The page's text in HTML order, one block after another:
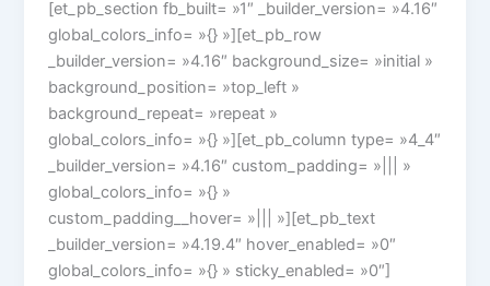
[et_pb_section fb_built= »1″ _builder_version= »4.16″
global_colors_info= »{} »][et_pb_row
_builder_version= »4.16″ background_size= »initial »
background_position= »top_left »
background_repeat= »repeat »
global_colors_info= »{} »][et_pb_column type= »4_4″
_builder_version= »4.16″ custom_padding= »||| »
global_colors_info= »{} »
custom_padding__hover= »||| »][et_pb_text
_builder_version= »4.19.4″ hover_enabled= »0″
global_colors_info= »{} » sticky_enabled= »0″]